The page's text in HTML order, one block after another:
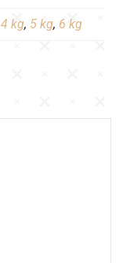
4 kg, 5 kg, 6 kg